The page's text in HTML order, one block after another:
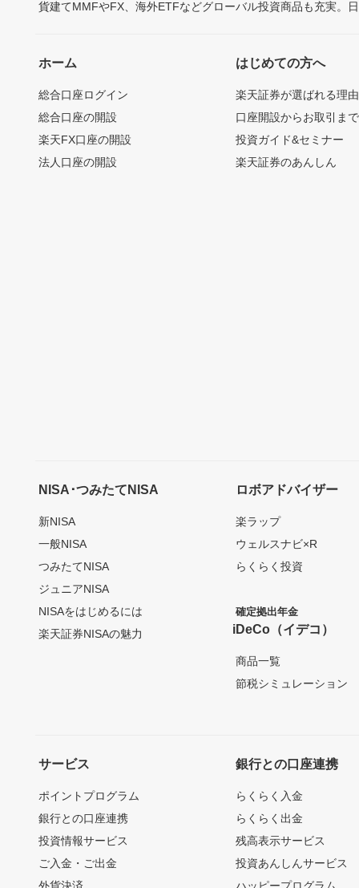
貨建てMMFやFX、海外ETFなどグローバル投資商品も充実。
ホーム
総合口座ログイン
総合口座の開設
楽天FX口座の開設
法人口座の開設
はじめての方へ
楽天証券が選ばれる理由
口座開設からお取引ま
投資ガイド&セミナー
楽天証券のあんしん
NISA･つみたてNISA
新NISA
一般NISA
つみたてNISA
ジュニアNISA
NISAをはじめるには
楽天証券NISAの魅力
ロボアドバイザー
楽ラップ
ウェルスナビ×R
らくらく投資
確定拠出年金
iDeCo（イデコ）
商品一覧
節税シミュレーション
サービス
ポイントプログラム
銀行との口座連携
投資情報サービス
ご入金・ご出金
銀行との口座連携
らくらく入金
らくらく出金
残高表示サービス
投資あんしんサービス